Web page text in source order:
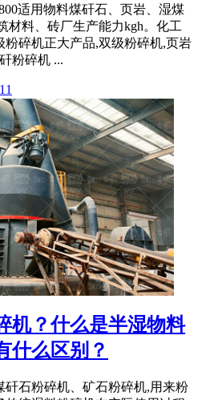
适用物料煤矸石、页岩、湿煤
材料、砖厂生产能力kgh。化工
粉碎机正大产品,双级粉碎机,页岩
粉碎机 ...
机？什么是半湿物料
什么区别？
矸石粉碎机、矿石粉碎机,用来粉